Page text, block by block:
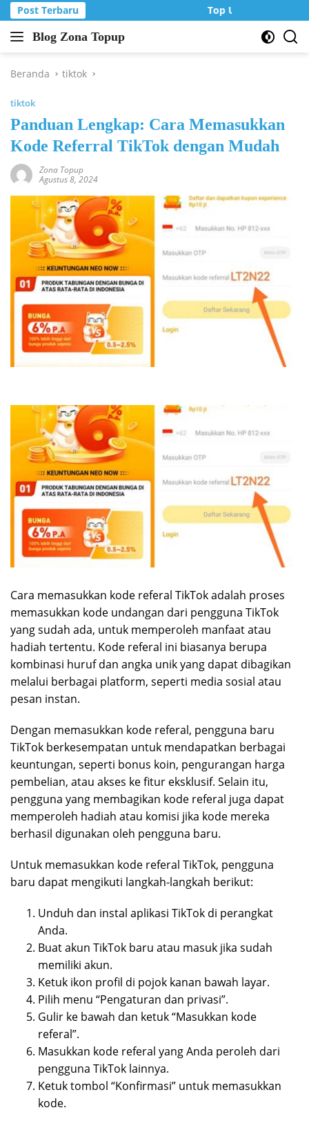
Langsung
ke
konten
Post Terbaru Top Up Murah di
Blog Zona Topup
Tips
Trik
game
online
Beranda tiktok
tiktok
Panduan Lengkap: Cara Memasukkan
Kode Referral TikTok dengan Mudah
Zona Topup
Agustus 8, 2024
Cara memasukkan kode referal TikTok adalah proses
memasukkan kode undangan dari pengguna TikTok
yang sudah ada, untuk memperoleh manfaat atau
hadiah tertentu. Kode referal ini biasanya berupa
kombinasi huruf dan angka unik yang dapat dibagikan
melalui berbagai platform, seperti media sosial atau
pesan instan.
Dengan memasukkan kode referal, pengguna baru
TikTok berkesempatan untuk mendapatkan berbagai
keuntungan, seperti bonus koin, pengurangan harga
pembelian, atau akses ke fitur eksklusif. Selain itu,
pengguna yang membagikan kode referal juga dapat
memperoleh hadiah atau komisi jika kode mereka
berhasil digunakan oleh pengguna baru.
Untuk memasukkan kode referal TikTok, pengguna
baru dapat mengikuti langkah-langkah berikut:
Unduh dan instal aplikasi TikTok di perangkat
Anda.
Buat akun TikTok baru atau masuk jika sudah
memiliki akun.
Ketuk ikon profil di pojok kanan bawah layar.
Pilih menu “Pengaturan dan privasi”.
Gulir ke bawah dan ketuk “Masukkan kode
referal”.
Masukkan kode referal yang Anda peroleh dari
pengguna TikTok lainnya.
Ketuk tombol “Konfirmasi” untuk memasukkan
kode.